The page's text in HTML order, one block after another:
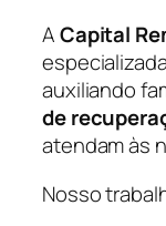
ACapital
auxiliando
de
atendam às
Nosso